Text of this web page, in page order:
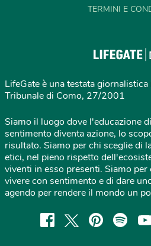
TERMINI E
LifeGate è una testata
Tribunale di Como, 27/2001
Siamo il luogo dove l'educazione
sentimento diventa azione, lo
risultato. Siamo per chi sceglie di
etici, nel pieno rispetto
viventi in esso presenti. Siamo
vivere con sentimento e di dare
agendo per rendere il mondo un